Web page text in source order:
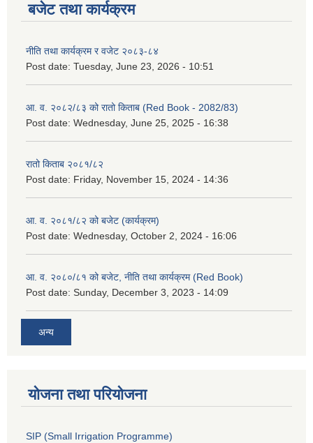
बजेट तथा कार्यक्रम
नीति तथा कार्यक्रम र वजेट २०८३-८४
Post date: Tuesday, June 23, 2026 - 10:51
आ. व. २०८२/८३ को रातो किताब (Red Book - 2082/83)
Post date: Wednesday, June 25, 2025 - 16:38
रातो किताब २०८१/८२
Post date: Friday, November 15, 2024 - 14:36
आ. व. २०८१/८२ को बजेट (कार्यक्रम)
Post date: Wednesday, October 2, 2024 - 16:06
आ. व. २०८०/८१ को बजेट, नीति तथा कार्यक्रम (Red Book)
Post date: Sunday, December 3, 2023 - 14:09
अन्य
योजना तथा परियोजना
SIP (Small Irrigation Programme)